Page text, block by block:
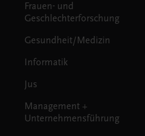
Frauen- und
Geschlechterforschung
Gesundheit/Medizin
Informatik
Jus
Management +
Unternehmensführung